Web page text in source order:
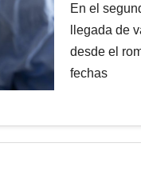
En el
llegada de
desde el
fechas